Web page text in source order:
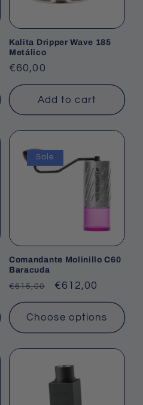
Kalita Dripper Wave 185
Metálico
Regular
price
€60,00
Add to cart
Sale
Comandante Molinillo C60
Baracuda
Regular
price
€615,00
Sale
price
€612,00
Choose options